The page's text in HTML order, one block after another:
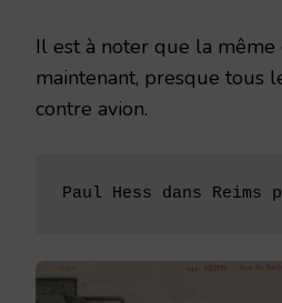
Il est à noter que la même
maintenant, presque tous
contre avion.
Paul Hess dans